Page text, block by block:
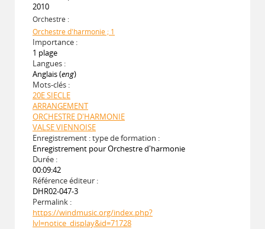
2010
Orchestre :
Orchestre d'harmonie ; 1
Importance :
1 plage
Langues :
Anglais (eng)
Mots-clés :
20E SIECLE
ARRANGEMENT
ORCHESTRE D'HARMONIE
VALSE VIENNOISE
Enregistrement : type de formation :
Enregistrement pour Orchestre d'harmonie
Durée :
00:09:42
Référence éditeur :
DHR02-047-3
Permalink :
https://windmusic.org/index.php?
lvl=notice_display&id=71728